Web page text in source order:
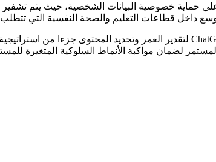
حماية خصوصية البيانات الشخصية، حيث يتم
داخل قطاعات التعليم والصحة النفسية التي تتطلب